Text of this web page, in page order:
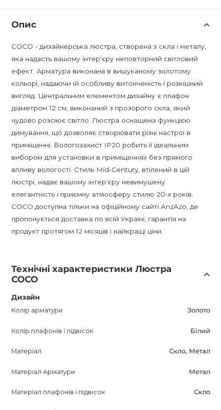
Опис
COCO - дизайнерська люстра, створена з скла і металу,
яка надасть вашому інтер'єру неповторний світловий
ефект. Арматура виконана в вишуканому золотому
кольорі, надаючи їй особливу витонченість і розкішний
вигляд. Центральним елементом дизайну є плафон
діаметром 12 см, виконаний з прозорого скла, який
чудово розсіює світло. Люстра оснащена функцією
димування, що дозволяє створювати різні настрої в
приміщенні. Вологозахист IP20 робить її ідеальним
вибором для установки в приміщеннях без прямого
впливу вологості. Стиль Mid-Century, втілений в цій
люстрі, надає вашому інтер'єру невимушену
елегантність і приємну атмосферу стилю 20-х років.
COCO доступна тільки на офіційному сайті AnzAzo, де
пропонується доставка по всій Україні, гарантія на
продукт протягом 12 місяців і найкращі ціни.
Технічні характеристики Люстра
COCO
Дизайн
Колір арматури Золото
Колір плафонів і підвісок Білий
Матеріал Скло, Метал
Матеріал Арматури Метал
Матеріал плафонів і підвісок Скло